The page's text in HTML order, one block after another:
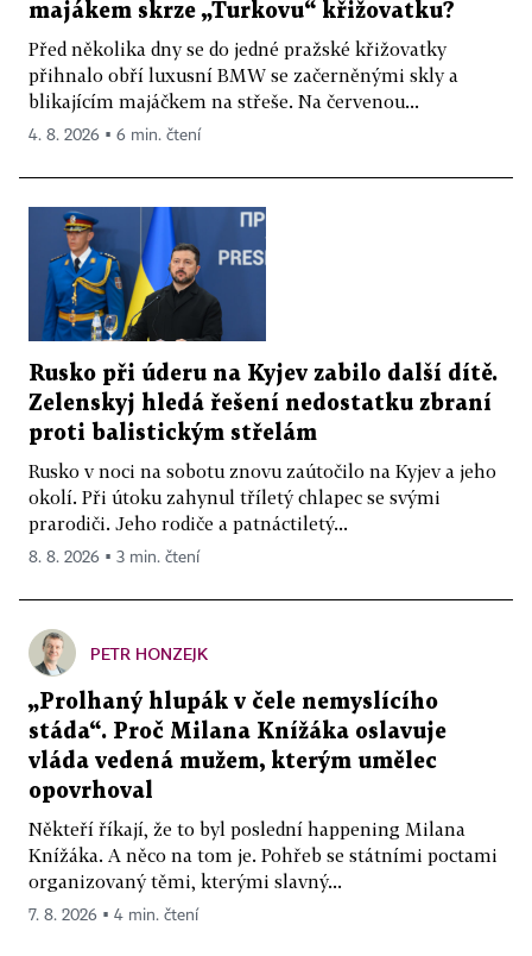
majákem skrze „Turkovu“ křižovatku?
Před několika dny se do jedné pražské křižovatky
přihnalo obří luxusní BMW se začerněnými skly a
blikajícím majáčkem na střeše. Na červenou...
4. 8. 2026 ▪ 6 min. čtení
Rusko při úderu na Kyjev zabilo další dítě.
Zelenskyj hledá řešení nedostatku zbraní
proti balistickým střelám
Rusko v noci na sobotu znovu zaútočilo na Kyjev a jeho
okolí. Při útoku zahynul tříletý chlapec se svými
prarodiči. Jeho rodiče a patnáctiletý...
8. 8. 2026 ▪ 3 min. čtení
PETR HONZEJK
„Prolhaný hlupák v čele nemyslícího
stáda“. Proč Milana Knížáka oslavuje
vláda vedená mužem, kterým umělec
opovrhoval
Někteří říkají, že to byl poslední happening Milana
Knížáka. A něco na tom je. Pohřeb se státními poctami
organizovaný těmi, kterými slavný...
7. 8. 2026 ▪ 4 min. čtení